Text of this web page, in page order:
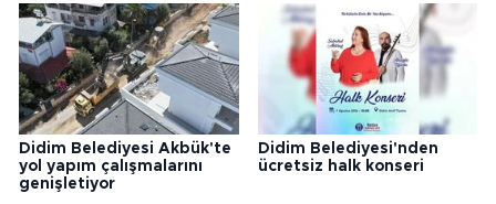
Didim Belediyesi Akbük'te
yol yapım çalışmalarını
genişletiyor
Didim Belediyesi'nden
ücretsiz halk konseri